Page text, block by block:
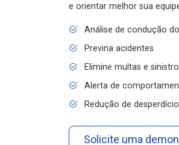
e orientar melhor sua
Análise de condução
Previna acidentes
Elimine multas e
Alerta de
Redução de
Solicite uma